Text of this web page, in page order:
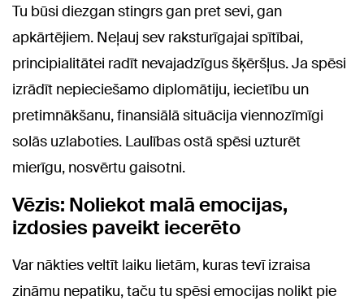
Tu būsi diezgan stingrs gan pret sevi, gan
apkārtējiem. Neļauj sev raksturīgajai spītībai,
principialitātei radīt nevajadzīgus šķēršļus. Ja spēsi
izrādīt nepieciešamo diplomātiju, iecietību un
pretimnākšanu, finansiālā situācija viennozīmīgi
solās uzlaboties. Laulības ostā spēsi uzturēt
mierīgu, nosvērtu gaisotni.
Vēzis: Noliekot malā emocijas,
izdosies paveikt iecerēto
Var nākties veltīt laiku lietām, kuras tevī izraisa
zināmu nepatiku, taču tu spēsi emocijas nolikt pie